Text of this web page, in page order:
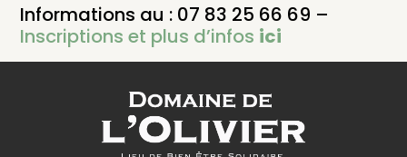
Informations au : 07 83 25 66 69 –
Inscriptions et plus d’infos ici